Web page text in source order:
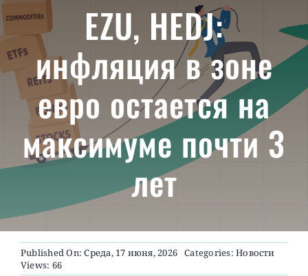
ЧТО ТАКОЕ ETF
ИНВЕСТИЦИИ В ETF
ТЕМАТИЧЕСКИЕ ETF
АКТУАЛЬНЫЕ
О ПРОЕКТЕ
EZU, HEDJ:
инфляция в зоне
евро остается на
максимуме почти 3
лет
Published On: Среда, 17 июня, 2026 Categories:Новости
Views: 66